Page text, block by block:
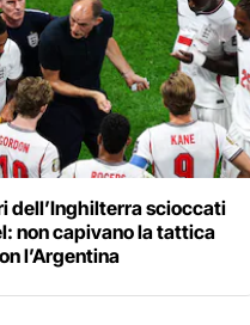
dell’Inghilterra scioccati
non capivano la tattica
l’Argentina